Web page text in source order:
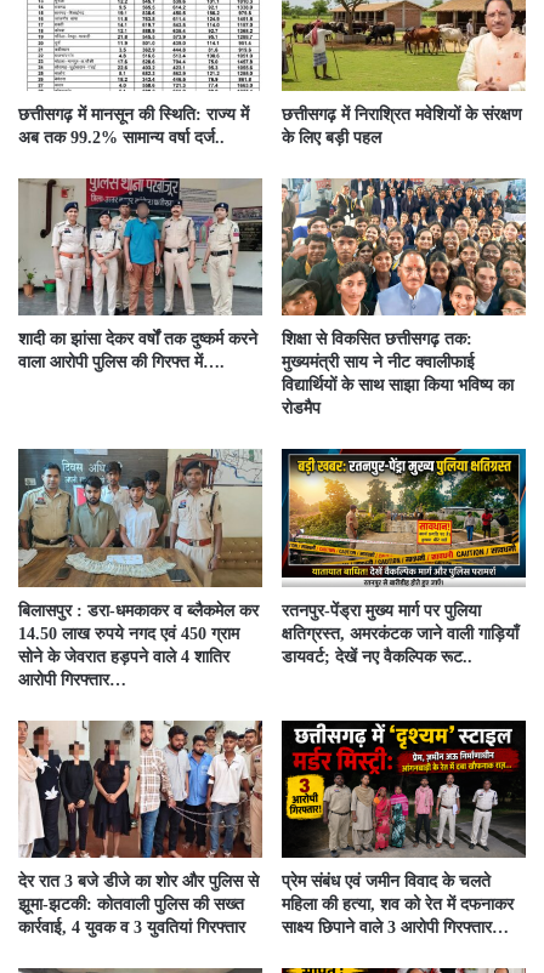
छत्तीसगढ़ में मानसून की स्थिति: राज्य में
अब तक 99.2% सामान्य वर्षा दर्ज..
छत्तीसगढ़ में निराश्रित मवेशियों के संरक्षण
के लिए बड़ी पहल
शादी का झांसा देकर वर्षों तक दुष्कर्म करने
वाला आरोपी पुलिस की गिरफ्त में….
शिक्षा से विकसित छत्तीसगढ़ तक:
मुख्यमंत्री साय ने नीट क्वालीफाई
विद्यार्थियों के साथ साझा किया भविष्य का
रोडमैप
बिलासपुर : डरा-धमकाकर व ब्लैकमेल कर
14.50 लाख रुपये नगद एवं 450 ग्राम
सोने के जेवरात हड़पने वाले 4 शातिर
आरोपी गिरफ्तार…
रतनपुर-पेंड्रा मुख्य मार्ग पर पुलिया
क्षतिग्रस्त, अमरकंटक जाने वाली गाड़ियाँ
डायवर्ट; देखें नए वैकल्पिक रूट..
देर रात 3 बजे डीजे का शोर और पुलिस से
झूमा-झटकी: कोतवाली पुलिस की सख्त
कार्रवाई, 4 युवक व 3 युवतियां गिरफ्तार
प्रेम संबंध एवं जमीन विवाद के चलते
महिला की हत्या, शव को रेत में दफनाकर
साक्ष्य छिपाने वाले 3 आरोपी गिरफ्तार…